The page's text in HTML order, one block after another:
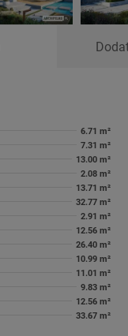
6.71 m²
7.31 m²
13.00 m²
2.08 m²
13.71 m²
32.77 m²
2.91 m²
12.56 m²
26.40 m²
10.99 m²
11.01 m²
9.83 m²
12.56 m²
33.67 m²